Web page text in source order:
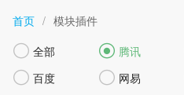
首页 / 模块插件
 全部  腾讯
 百度  网易